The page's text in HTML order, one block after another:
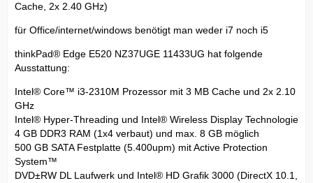
Cache, 2x 2.40 GHz)
für Office/internet/windows benötigt man weder i7 noch i5
thinkPad® Edge E520 NZ37UGE 11433UG hat folgende
Ausstattung:
Intel® Core™ i3-2310M Prozessor mit 3 MB Cache und 2x 2.10
GHz
Intel® Hyper-Threading und Intel® Wireless Display Technologie
4 GB DDR3 RAM (1x4 verbaut) und max. 8 GB möglich
500 GB SATA Festplatte (5.400upm) mit Active Protection
System™
DVD±RW DL Laufwerk und Intel® HD Grafik 3000 (DirectX 10.1,